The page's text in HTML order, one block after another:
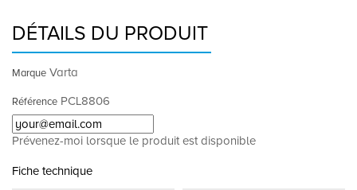
DÉTAILS DU PRODUIT
Marque Varta
Référence PCL8806
Prévenez-moi lorsque le produit est disponible
Fiche technique